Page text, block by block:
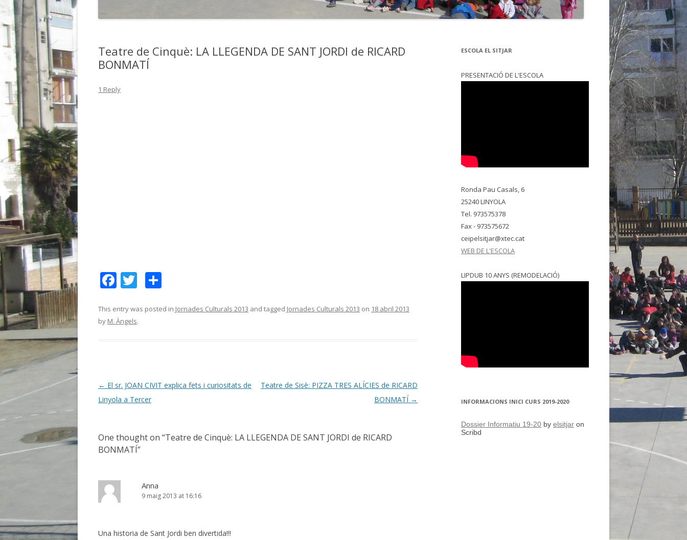
MEDICAMENTS I AL·LÈRGIES
V FÒRUM D’ESCOLES VERDES A
Teatre de Cinquè: LA LLEGENDA DE SANT JORDI de RICARD
BONMATÍ
1 Reply
F
e
b
k
T
itt
er
m
ix
This entry was posted in Jornades Culturals 2013 and tagged Jornades Culturals 2013 on 18 abril 2013
by M. Àngels.
Post
navigation
← El sr. JOAN CIVIT explica fets i curiositats de
Linyola a Tercer
Teatre de Sisè: PIZZA TRES ALÍCIES de RICARD
BONMATÍ →
One thought on “Teatre de Cinquè: LA LLEGENDA DE SANT JORDI de RICARD
BONMATÍ”
Anna
9 maig 2013 at 16:16
Una historia de Sant Jordi ben divertida!!!
ESCOLA EL SITJAR
PRESENTACIÓ DE L'ESCOLA
Ronda Pau Casals, 6
25240 LINYOLA
Tel. 973575378
Fax - 973575672
ceipelsitjar@xtec.cat
WEB DE L'ESCOLA
LIPDUB 10 ANYS (REMODELACIÓ)
INFORMACIONS INICI CURS 2019-2020
Dossier Informatiu 19-20 by elsitjar on
Scribd